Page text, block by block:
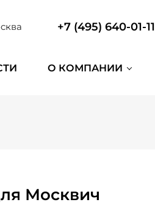
+7 (495) 640-01-11
О КОМПАНИИ
Москвич